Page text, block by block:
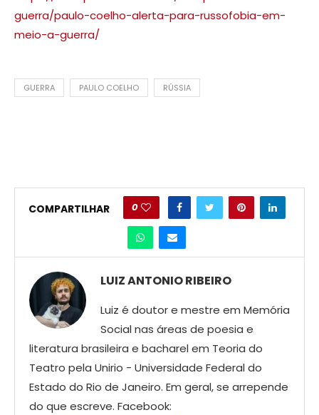
guerra/paulo-coelho-alerta-para-russofobia-em-
meio-a-guerra/
GUERRA PAULO COELHO RÚSSIA
COMPARTILHAR 0
LUIZ ANTONIO RIBEIRO
Luiz é doutor e mestre em Memória
Social nas áreas de poesia e
literatura brasileira e bacharel em Teoria do
Teatro pela Unirio - Universidade Federal do
Estado do Rio de Janeiro. Em geral, se arrepende
do que escreve. Facebook: